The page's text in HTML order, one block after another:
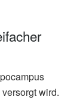
wird.